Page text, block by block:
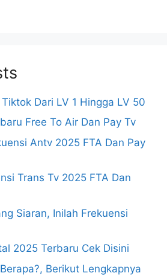
Dari LV 1 Hingga LV 50
Free To Air Dan Pay Tv
Antv 2025 FTA Dan Pay
Trans Tv 2025 FTA Dan
Siaran, Inilah Frekuensi
2025 Terbaru Cek Disini
Berikut Lengkapnya